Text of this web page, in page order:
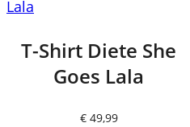
T-Shirt Diete She
Goes Lala
€49,99